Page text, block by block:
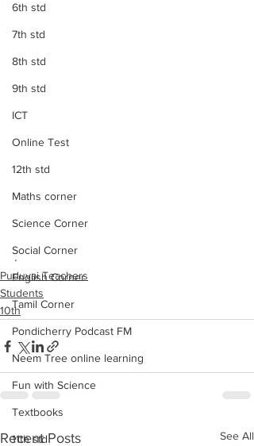
6th std
7th std
8th std
9th std
ICT
Online Test
12th std
Maths corner
Science Corner
Social Corner
English Corner
Tamil Corner
Pondicherry Podcast FM
Neem Tree online learning
Fun with Science
Textbooks
11th std
.
Puduvai Teachers
Students
10th
Recent Posts See All